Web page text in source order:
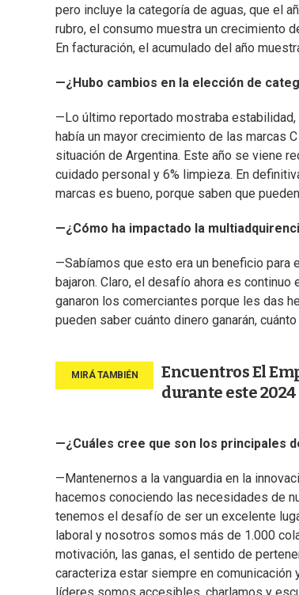
pero incluye la categoría de aguas, que el
rubro, el consumo muestra un crecimiento
En facturación, el acumulado del año
—¿Hubo cambios en la elección de
—Lo último reportado mostraba
había un mayor crecimiento de las marcas
situación de Argentina. Este año se viene
cuidado personal y 6% limpieza. En
marcas es bueno, porque saben que
—¿Cómo ha impactado la
—Sabíamos que esto era un beneficio para
bajaron. Claro, el desafío ahora es
ganaron los comerciantes porque les das
pueden saber cuánto dinero ganarán,
Encuentros El
durante este 2024
—¿Cuáles cree que son los principales
—Mantenernos a la vanguardia en la
hacemos conociendo las necesidades de
tenemos el desafío de ser un excelente
laboral y nosotros somos más de 1.000
motivación, las ganas, el sentido de
caracteriza estar siempre en comunicación